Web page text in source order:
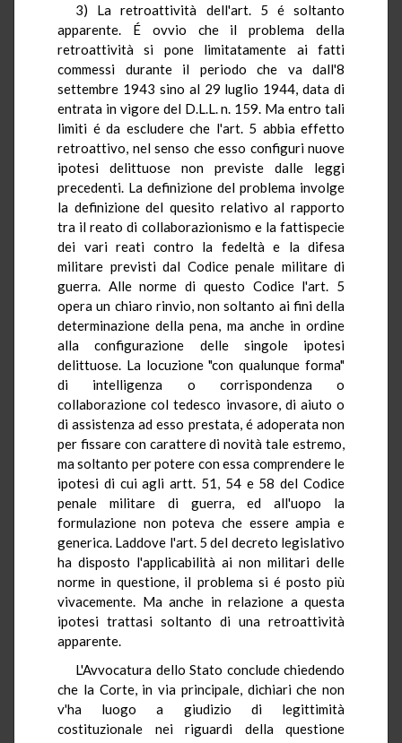
3) La retroattività dell'art. 5 é soltanto
apparente. É ovvio che il problema della
retroattività si pone limitatamente ai fatti
commessi durante il periodo che va dall'8
settembre 1943 sino al 29 luglio 1944, data di
entrata in vigore del D.L.L. n. 159. Ma entro tali
limiti é da escludere che l'art. 5 abbia effetto
retroattivo, nel senso che esso configuri nuove
ipotesi delittuose non previste dalle leggi
precedenti. La definizione del problema involge
la definizione del quesito relativo al rapporto
tra il reato di collaborazionismo e la fattispecie
dei vari reati contro la fedeltà e la difesa
militare previsti dal Codice penale militare di
guerra. Alle norme di questo Codice l'art. 5
opera un chiaro rinvio, non soltanto ai fini della
determinazione della pena, ma anche in ordine
alla configurazione delle singole ipotesi
delittuose. La locuzione "con qualunque forma"
di intelligenza o corrispondenza o
collaborazione col tedesco invasore, di aiuto o
di assistenza ad esso prestata, é adoperata non
per fissare con carattere di novità tale estremo,
ma soltanto per potere con essa comprendere le
ipotesi di cui agli artt. 51, 54 e 58 del Codice
penale militare di guerra, ed all'uopo la
formulazione non poteva che essere ampia e
generica. Laddove l'art. 5 del decreto legislativo
ha disposto l'applicabilità ai non militari delle
norme in questione, il problema si é posto più
vivacemente. Ma anche in relazione a questa
ipotesi trattasi soltanto di una retroattività
apparente.
L'Avvocatura dello Stato conclude chiedendo
che la Corte, in via principale, dichiari che non
v'ha luogo a giudizio di legittimità
costituzionale nei riguardi della questione